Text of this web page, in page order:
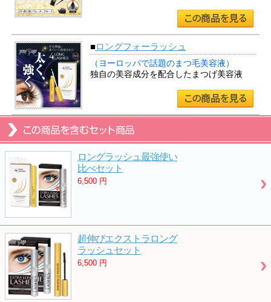
■ロングフォーラッシュ
（ヨーロッパで話題のまつ毛美容液）
独自の美容成分を配合したまつげ美容液
ロングラッシュ最強使い
比べセット
6,500 円
超伸びエクストラロング
ラッシュセット
6,500 円